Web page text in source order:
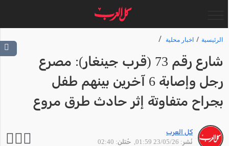
الرئيسية اخبار محلية
شارع رقم 73 (قرب جينغار): مصرع
رجل وإصابة 6 آخرين بينهم طفل
بجراح متفاوتة إثر حادث طرق مروع
كل العرب
نُشر: 23/05/26 01:59
, حُتلن: 02:40